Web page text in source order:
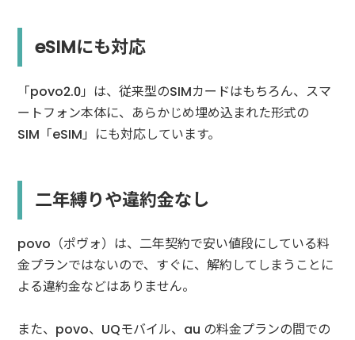
eSIMにも対応
「povo2.0」は、従来型のSIMカードはもちろん、スマ
ートフォン本体に、あらかじめ埋め込まれた形式の
SIM「eSIM」にも対応しています。
二年縛りや違約金なし
povo（ポヴォ）は、二年契約で安い値段にしている料
金プランではないので、すぐに、解約してしまうことに
よる違約金などはありません。
また、povo、UQモバイル、au の料金プランの間での